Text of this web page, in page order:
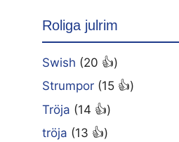
Roliga julrim
Swish (20 👍)
Strumpor (15 👍)
Tröja (14 👍)
tröja (13 👍)